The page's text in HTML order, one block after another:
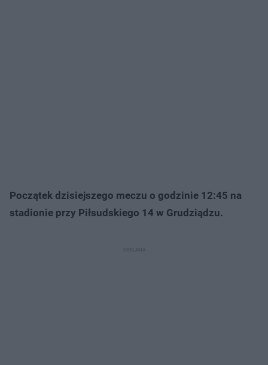
Początek dzisiejszego meczu o godzinie 12:45 na
stadionie przy Piłsudskiego 14 w Grudziądzu.